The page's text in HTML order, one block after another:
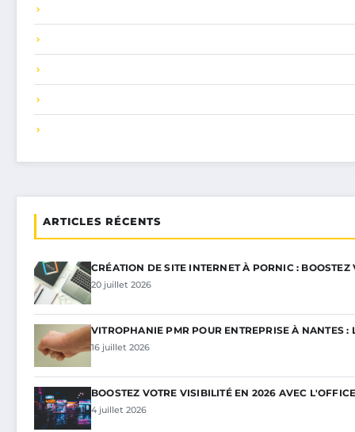
ARTICLES RÉCENTS
CRÉATION DE SITE INTERNET À PORNIC : BOOSTEZ
20 juillet 2026
VITROPHANIE PMR POUR ENTREPRISE À NANTES :
16 juillet 2026
BOOSTEZ VOTRE VISIBILITÉ EN 2026 AVEC
4 juillet 2026